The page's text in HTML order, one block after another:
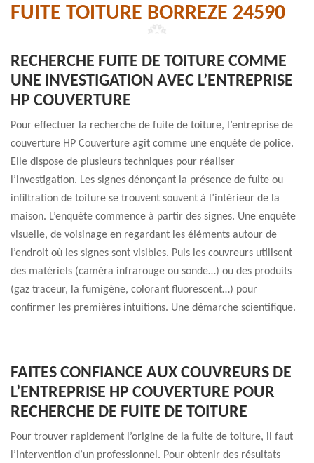
FUITE TOITURE BORREZE 24590
RECHERCHE FUITE DE TOITURE COMME
UNE INVESTIGATION AVEC L’ENTREPRISE
HP COUVERTURE
Pour effectuer la recherche de fuite de toiture, l’entreprise de
couverture HP Couverture agit comme une enquête de police.
Elle dispose de plusieurs techniques pour réaliser
l’investigation. Les signes dénonçant la présence de fuite ou
infiltration de toiture se trouvent souvent à l’intérieur de la
maison. L’enquête commence à partir des signes. Une enquête
visuelle, de voisinage en regardant les éléments autour de
l’endroit où les signes sont visibles. Puis les couvreurs utilisent
des matériels (caméra infrarouge ou sonde…) ou des produits
(gaz traceur, la fumigène, colorant fluorescent…) pour
confirmer les premières intuitions. Une démarche scientifique.
FAITES CONFIANCE AUX COUVREURS DE
L’ENTREPRISE HP COUVERTURE POUR
RECHERCHE DE FUITE DE TOITURE
Pour trouver rapidement l’origine de la fuite de toiture, il faut
l’intervention d’un professionnel. Pour obtenir des résultats